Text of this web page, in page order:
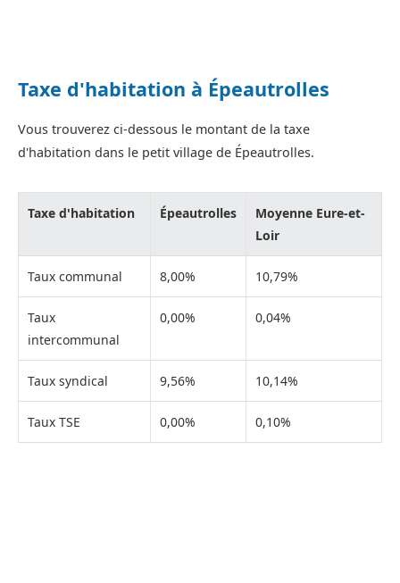
Taxe d'habitation à Épeautrolles
Vous trouverez ci-dessous le montant de la taxe
d'habitation dans le petit village de Épeautrolles.
Taxe d'habitation Épeautrolles
Moyenne Eure-et-
Loir
Taux communal 8,00% 10,79%
Taux
intercommunal
0,00% 0,04%
Taux syndical 9,56% 10,14%
Taux TSE 0,00% 0,10%